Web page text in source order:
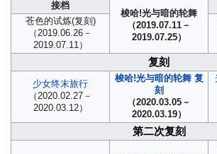
接档
梭哈!光与暗的轮舞
（2019.07.11－
2019.07.25）
苍色的试炼(复刻)
（2019.06.26－
2019.07.11）
复刻
少女终末旅行
（2020.02.27－
2020.03.12）
梭哈!光与暗的轮舞 复
刻
（2020.03.05－
2020.03.19）
第二次复刻